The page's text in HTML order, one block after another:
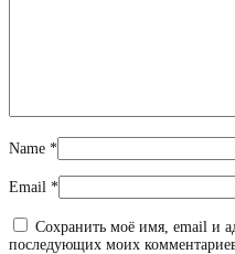
Name *
Email *
Сохранить моё имя, email и
последующих моих